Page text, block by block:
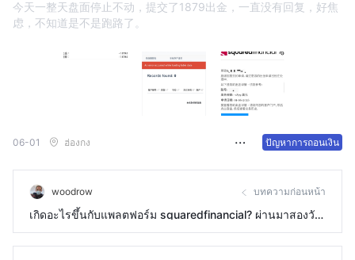
今天一整天盘面停止不动，提交了1879出金，一直没有回复，好焦
虑，不知道是不是跑路了。
06-01 ฮ่องกง ปัญหาการถอนเงิน
woodrow บทความก่อนหน้า
เกิดอะไรขึ้นกับแพลตฟอร์ม squaredfinancial? ผ่านมาสองวัน
แล้วตั้งแต่ฉันติดต่อพวกเขาครั้งสุดท้ายและตลาดยังไม่เปิด